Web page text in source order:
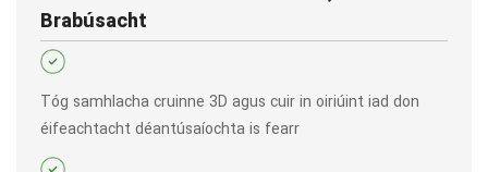
Brabúsacht
Tóg samhlacha cruinne 3D agus cuir in oiriúint iad don
éifeachtacht déantúsaíochta is fearr